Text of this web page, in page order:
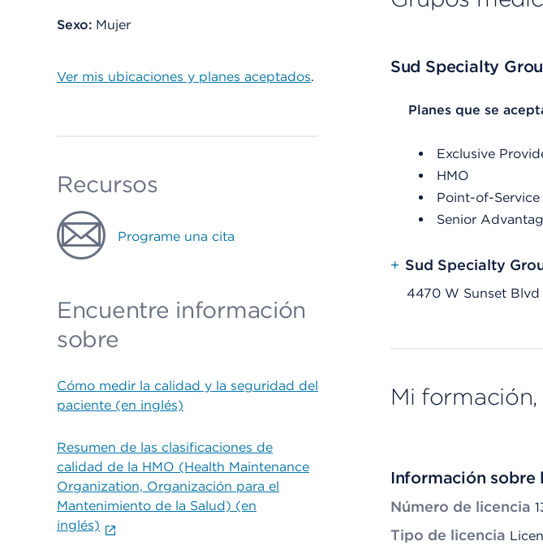
Sexo: Mujer
Ver mis ubicaciones y planes aceptados.
Recursos
Programe una cita
Encuentre información
sobre
Cómo medir la calidad y la seguridad del
paciente (en inglés)
Resumen de las clasificaciones de
calidad de la HMO (Health Maintenance
Organization, Organización para el
Mantenimiento de la Salud) (en
inglés)
Sud Specialty
List Header Planes que
Planes que se
Exclusive
HMO
Point-of-Service
Senior
+ Sud Specialty
4470 W Sunset Blvd
Mi
Información sobre
Número de licencia
Tipo de licencia